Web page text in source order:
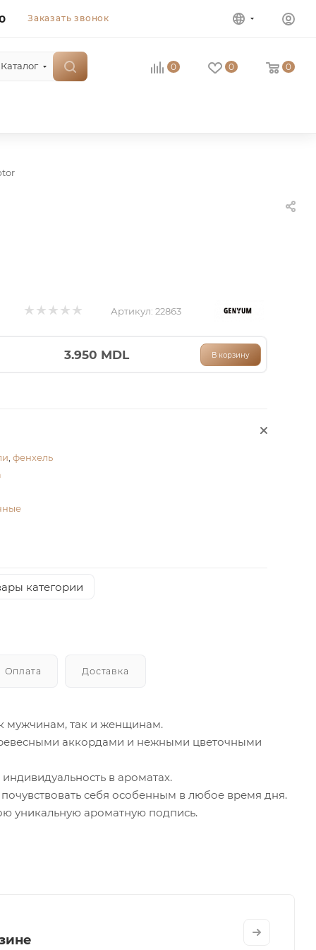
Заказать звонок
Каталог 0 0 0
Артикул: 22863
3.950 MDL В корзину
фенхель
категории
Оплата Доставка
мужчинам, так и женщинам.
аккордами и нежными цветочными
в ароматах.
себя особенным в любое время дня.
уникальную ароматную подпись.